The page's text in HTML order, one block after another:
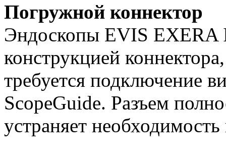
Погружной коннектор
Эндоскопы EVIS EXERA
конструкцией
требуется подключение
ScopeGuide. Разъем
устраняет